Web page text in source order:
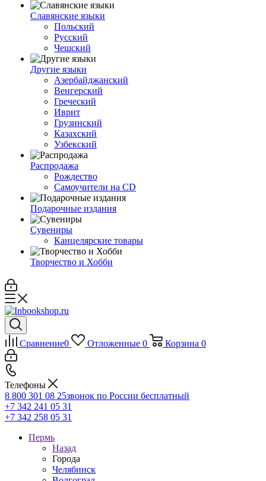
Славянские языки
Польский
Русский
Чешский
Другие языки
Азербайджанский
Венгерский
Греческий
Иврит
Грузинский
Казахский
Узбекский
Распродажа
Рождество
Самоучители на CD
Подарочные издания
Сувениры
Канцелярские товары
Творчество и Хобби
Сравнение0 Отложенные 0 Корзина 0
Телефоны
8 800 301 08 25звонок по России бесплатный
+7 342 241 05 31
+7 342 258 05 31
Пермь
Назад
Города
Челябинск